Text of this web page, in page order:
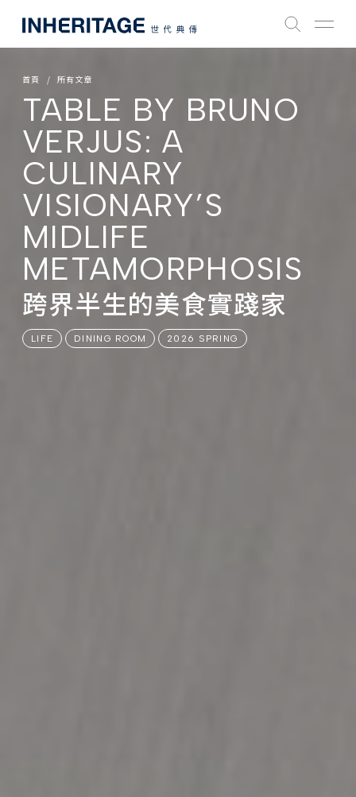
首頁 所有文章
TABLE BY BRUNO
VERJUS: A
CULINARY
VISIONARY’S
MIDLIFE
METAMORPHOSIS
跨界半生的美食實踐家
LIFE DINING ROOM 2026 SPRING